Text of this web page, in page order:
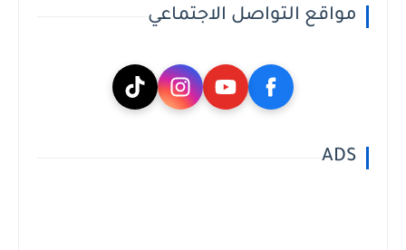
مواقع التواصل الاجتماعي
ADS